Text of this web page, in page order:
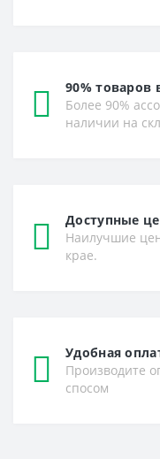
90% товаров
Более 90%
наличии на
Доступные
Наилучшие
крае.
Удобная
Производите
спосом